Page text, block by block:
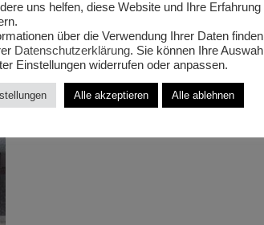
€30,00
uns helfen, diese Website und Ihre Erfahrung
über die Verwendung Ihrer Daten finden
Datenschutzerklärung. Sie können Ihre Auswahl
Einstellungen widerrufen oder anpassen.
Alle akzeptieren Alle ablehnen